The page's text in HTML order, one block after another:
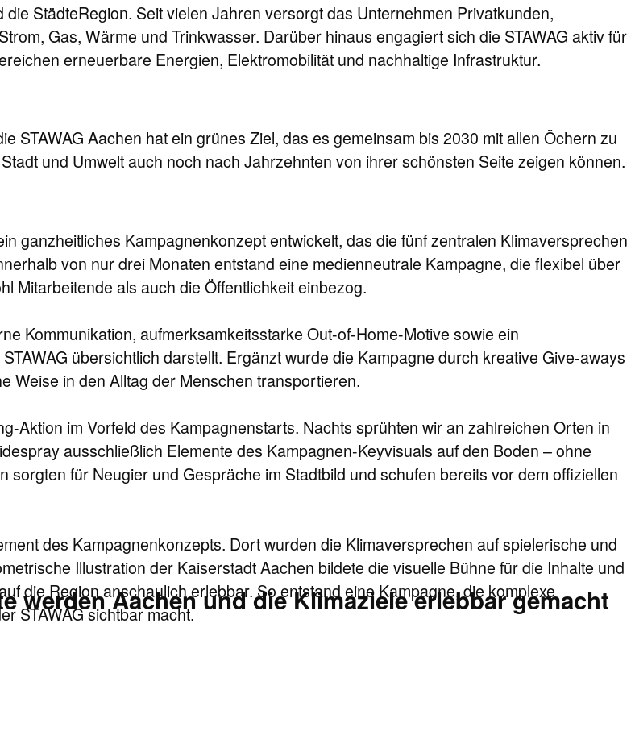
StädteRegion. Seit vielen Jahren versorgt das Unternehmen Privatkunden,
Gas, Wärme und Trinkwasser. Darüber hinaus engagiert sich die STAWAG aktiv für
erneuerbare Energien, Elektromobilität und nachhaltige Infrastruktur.
STAWAG Aachen hat ein grünes Ziel, das es gemeinsam bis 2030 mit allen Öchern zu
und Umwelt auch noch nach Jahrzehnten von ihrer schönsten Seite zeigen können.
ganzheitliches Kampagnenkonzept entwickelt, das die fünf zentralen Klimaversprechen
von nur drei Monaten entstand eine medienneutrale Kampagne, die flexibel über
Mitarbeitende als auch die Öffentlichkeit einbezog.
Kommunikation, aufmerksamkeitsstarke Out-of-Home-Motive sowie ein
übersichtlich darstellt. Ergänzt wurde die Kampagne durch kreative Give-aways
Weise in den Alltag der Menschen transportieren.
Aktion im Vorfeld des Kampagnenstarts. Nachts sprühten wir an zahlreichen Orten in
ausschließlich Elemente des Kampagnen-Keyvisuals auf den Boden – ohne
für Neugier und Gespräche im Stadtbild und schufen bereits vor dem offiziellen
des Kampagnenkonzepts. Dort wurden die Klimaversprechen auf spielerische und
Illustration der Kaiserstadt Aachen bildete die visuelle Bühne für die Inhalte und
die Region anschaulich erlebbar. So entstand eine Kampagne, die komplexe
STAWAG sichtbar macht.
werden Aachen und die Klimaziele erlebbar gemacht